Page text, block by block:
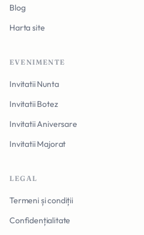
Blog
Harta site
EVENIMENTE
Invitatii Nunta
Invitatii Botez
Invitatii Aniversare
Invitatii Majorat
LEGAL
Termeni și condiții
Confidențialitate